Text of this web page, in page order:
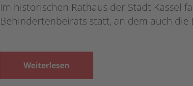
Im historischen Rathaus der Stadt Kassel
Behindertenbeirats statt, an dem auch die
Weiterlesen